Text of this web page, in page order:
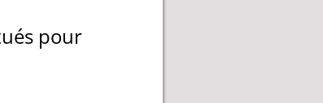
pour